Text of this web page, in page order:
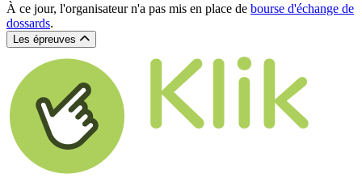
À ce jour, l'organisateur n'a pas mis en place de bourse d'échange de
dossards.
Les épreuves